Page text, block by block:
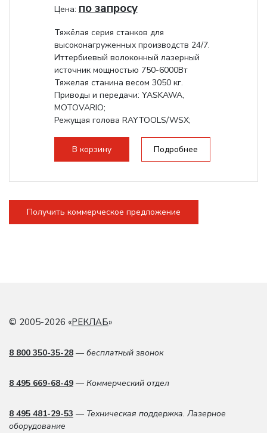
Цена: по запросу
Тяжёлая серия станков для
высоконагруженных производств 24/7.
Иттербиевый волоконный лазерный
источник мощностью 750-6000Вт
Тяжелая станина весом 3050 кг.
Приводы и передачи: YASKAWA,
MOTOVARIO;
Режущая голова RAYTOOLS/WSX;
В корзину Подробнее
Получить коммерческое предложение
© 2005-2026 «РЕКЛАБ»
8 800 350-35-28 — бесплатный звонок
8 495 669-68-49 — Коммерческий отдел
8 495 481-29-53 — Техническая поддержка. Лазерное
оборудование